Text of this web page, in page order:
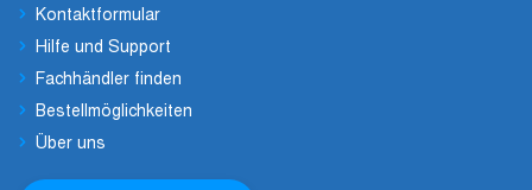
Kontaktformular
Hilfe und Support
Fachhändler finden
Bestellmöglichkeiten
Über uns